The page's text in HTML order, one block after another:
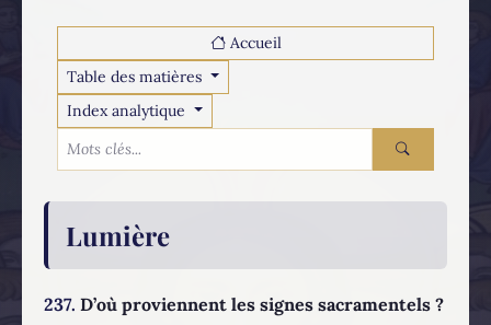
Accueil
Table des matières
Index analytique
Lumière
237. D’où proviennent les signes sacramentels ?